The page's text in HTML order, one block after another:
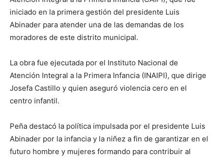
iniciado en la primera gestión del presidente Luis
Abinader para atender una de las demandas de los
moradores de este distrito municipal.
La obra fue ejecutada por el Instituto Nacional de
Atención Integral a la Primera Infancia (INAIPI), que dirige
Josefa Castillo y quien aseguró violencia cero en el
centro infantil.
Peña destacó la política impulsada por el presidente Luis
Abinader por la infancia y la niñez a fin de garantizar en el
futuro hombre y mujeres formando para contribuir al